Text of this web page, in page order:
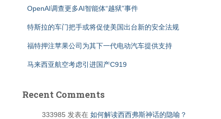
OpenAI调查更多AI智能体“越狱”事件
特斯拉的车门把手或将促使美国出台新的安全法规
福特押注苹果公司为其下一代电动汽车提供支持
马来西亚航空考虑引进国产C919
Recent Comments
333985 发表在 如何解读西西弗斯神话的隐喻？